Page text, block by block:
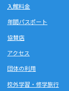
入館料金
年間パスポート
協賛店
アクセス
団体の利用
校外学習・修学旅行